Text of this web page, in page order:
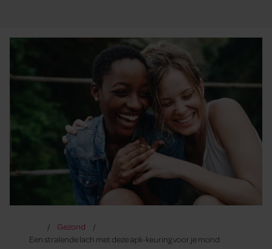
Gezond
Een stralende lach met deze apk-keuring voor je mond